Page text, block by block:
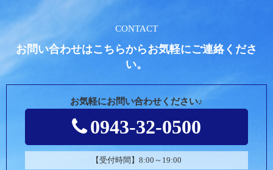
CONTACT
お問い合わせはこちらからお気軽にご連絡くださ
い。
お気軽にお問い合わせください♪
0943-32-0500
【受付時間】8:00～19:00